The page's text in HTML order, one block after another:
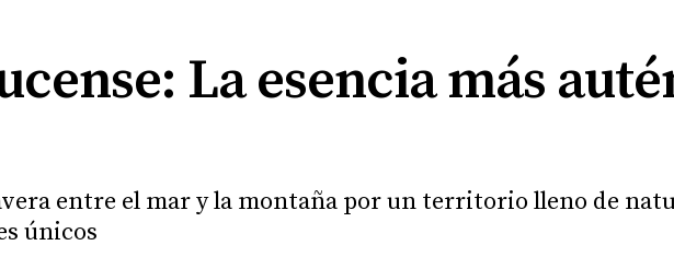
La esencia más
entre el mar y la montaña por un territorio lleno de
únicos